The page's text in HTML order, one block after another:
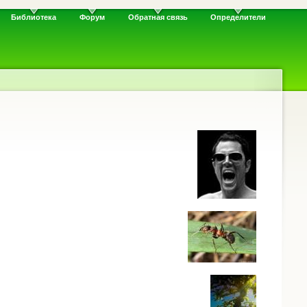
Библиотека Форум Обратная связь Определители